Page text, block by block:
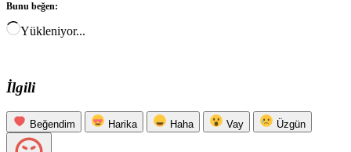
Bunu beğen:
Yükleniyor...
İlgili
Beğendim Harika Haha Vay Üzgün